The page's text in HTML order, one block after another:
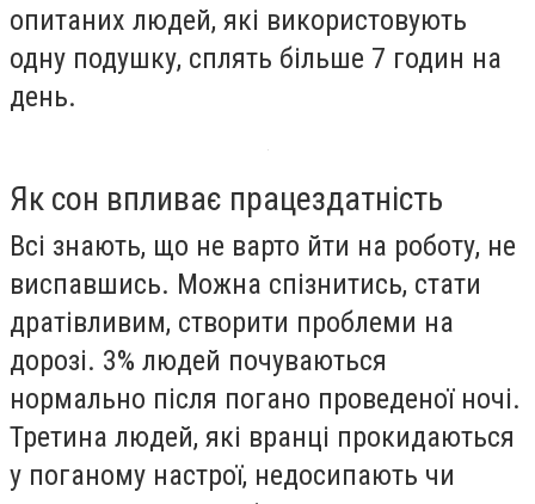
опитаних людей, які використовують
одну подушку, сплять більше 7 годин на
день.
Як сон впливає працездатність
Всі знають, що не варто йти на роботу, не
виспавшись. Можна спізнитись, стати
дратівливим, створити проблеми на
дорозі. 3% людей почуваються
нормально після погано проведеної ночі.
Третина людей, які вранці прокидаються
у поганому настрої, недосипають чи